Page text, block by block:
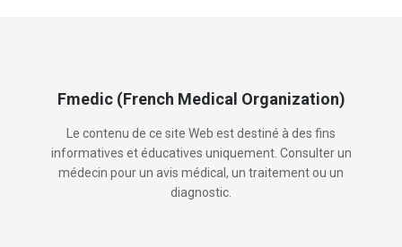
Fmedic (French Medical Organization)
Le contenu de ce site Web est destiné à des fins
informatives et éducatives uniquement. Consulter un
médecin pour un avis médical, un traitement ou un
diagnostic.